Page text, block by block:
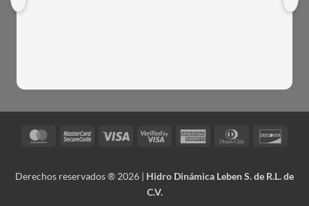
MasterCardMasterCardVisa
Visa
American
Dinners
Derechos reservados ® 2026 | Hidro Dinámica Leben S. de R.L. de
C.V.